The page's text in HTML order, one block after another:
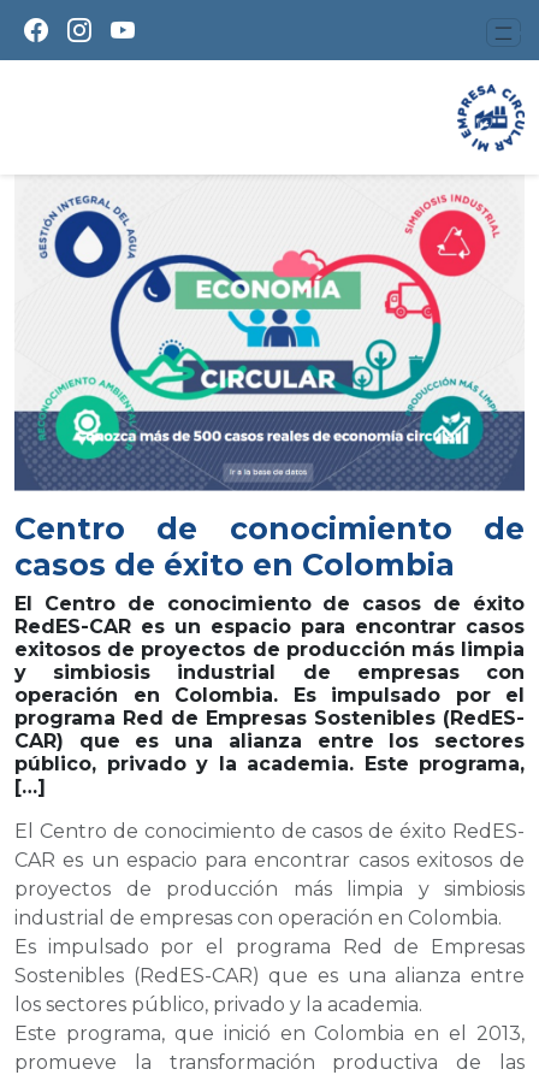
Centro de conocimiento de
casos de éxito en Colombia
El Centro de conocimiento de casos de éxito
RedES-CAR es un espacio para encontrar casos
exitosos de proyectos de producción más limpia
y simbiosis industrial de empresas con
operación en Colombia. Es impulsado por el
programa Red de Empresas Sostenibles (RedES-
CAR) que es una alianza entre los sectores
público, privado y la academia. Este programa,
[…]
El Centro de conocimiento de casos de éxito RedES-
CAR es un espacio para encontrar casos exitosos de
proyectos de producción más limpia y simbiosis
industrial de empresas con operación en Colombia.
Es impulsado por el programa Red de Empresas
Sostenibles (RedES-CAR) que es una alianza entre
los sectores público, privado y la academia.
Este programa, que inició en Colombia en el 2013,
promueve la transformación productiva de las